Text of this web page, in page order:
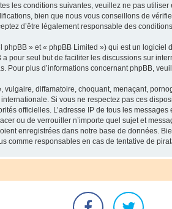
les conditions suivantes, veuillez ne pas
bien que nous vous conseillons de
d’être légalement responsable des
» et « phpBB Limited ») qui est un logiciel
pour seul but de faciliter les discussions sur
Pour plus d’informations concernant phpBB,
diffamatoire, choquant, menaçant,
Si vous ne respectez pas ces
officielles. L’adresse IP de tous les
ou de verrouiller n’importe quel sujet et
enregistrées dans notre base de données.
comme responsables en cas de tentative de